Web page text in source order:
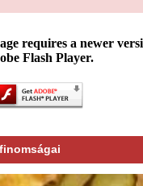
requires a newer
Flash Player.